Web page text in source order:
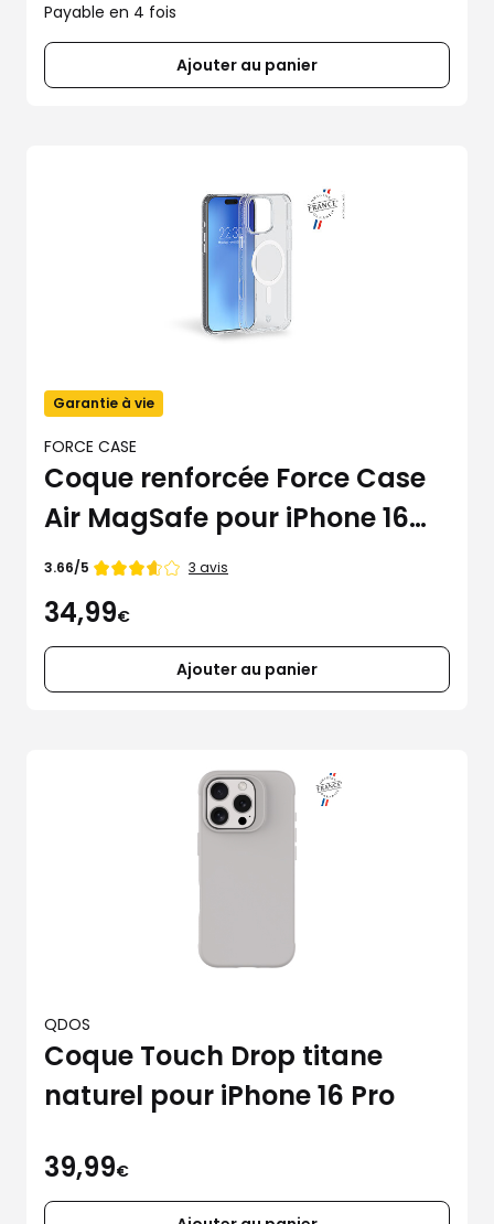
Payable en 4 fois
Ajouter au panier
Garantie à vie
FORCE CASE
Coque renforcée Force Case
Air MagSafe pour iPhone 16
Pro
Note
3.66/5 3 avis
34,99€
Ajouter au panier
QDOS
Coque Touch Drop titane
naturel pour iPhone 16 Pro
39,99€